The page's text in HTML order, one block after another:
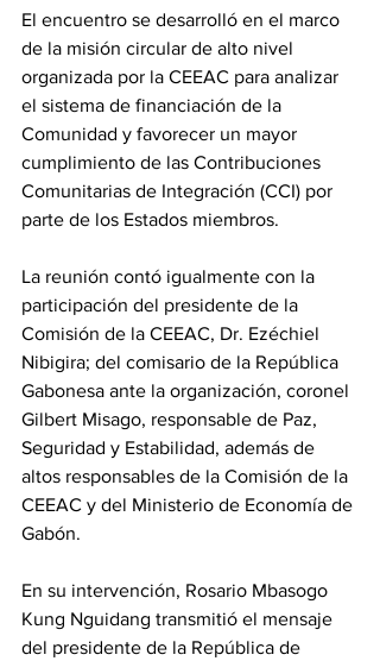
El encuentro se desarrolló en el marco
de la misión circular de alto nivel
organizada por la CEEAC para analizar
el sistema de financiación de la
Comunidad y favorecer un mayor
cumplimiento de las Contribuciones
Comunitarias de Integración (CCI) por
parte de los Estados miembros.
La reunión contó igualmente con la
participación del presidente de la
Comisión de la CEEAC, Dr. Ezéchiel
Nibigira; del comisario de la República
Gabonesa ante la organización, coronel
Gilbert Misago, responsable de Paz,
Seguridad y Estabilidad, además de
altos responsables de la Comisión de la
CEEAC y del Ministerio de Economía de
Gabón.
En su intervención, Rosario Mbasogo
Kung Nguidang transmitió el mensaje
del presidente de la República de